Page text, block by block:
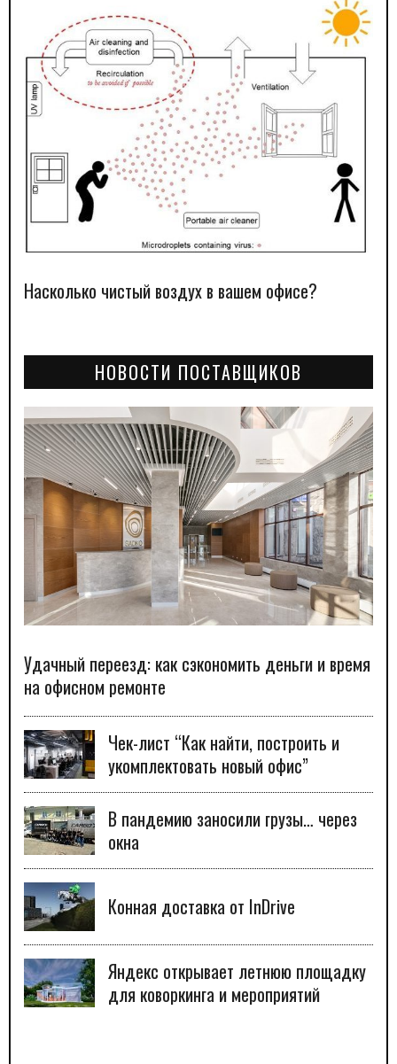
Насколько чистый воздух в вашем офисе?
НОВОСТИ ПОСТАВЩИКОВ
Удачный переезд: как сэкономить деньги и время
на офисном ремонте
Чек-лист “Как найти, построить и
укомплектовать новый офис”
В пандемию заносили грузы… через
окна
Конная доставка от InDrive
Яндекс открывает летнюю площадку
для коворкинга и мероприятий